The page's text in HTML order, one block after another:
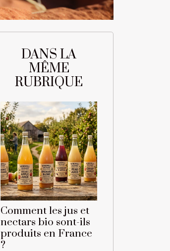
DANS LA
MÊME
RUBRIQUE
Comment les jus et
nectars bio sont-ils
produits en France
?